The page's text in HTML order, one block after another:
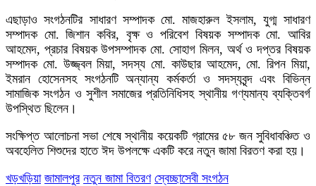
এছাড়াও সংগঠনটির সাধারণ সম্পাদক মো. মাজহারুল ইসলাম, যুগ্ম সাধারণ
সম্পাদক মো. জিশান কবির, বৃক্ষ ও পরিবেশ বিষয়ক সম্পাদক মো. আবির
আহমেদ, প্রচার বিষয়ক উপসম্পাদক মো. সোহাগ মিলন, অর্থ ও দপ্তর বিষয়ক
সম্পাদক মো. উজ্জ্বল মিয়া, সদস্য মো. কাউছার আহমেদ, মো. রিপন মিয়া,
ইমরান হোসেনসহ সংগঠনটি অন্যান্য কর্মকর্তা ও সদস্যবৃন্দ এবং বিভিন্ন
সামাজিক সংগঠন ও সুশীল সমাজের প্রতিনিধিসহ স্থানীয় গণ্যমান্য ব্যক্তিবর্গ
উপস্থিত ছিলেন।
সংক্ষিপ্ত আলোচনা সভা শেষে স্থানীয় কয়েকটি গ্রামের ৫৮ জন সুবিধাবঞ্চিত ও
অবহেলিত শিশুদের হাতে ঈদ উপলক্ষে একটি করে নতুন জামা বিরতণ করা হয়।
খড়খড়িয়া জামালপুর নতুন জামা বিতরণ স্বেচ্ছাসেবী সংগঠন